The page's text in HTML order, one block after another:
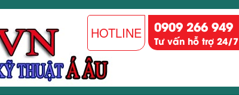
HOTLINE 0909 266 949
Tư vấn hỗ trợ 24/7